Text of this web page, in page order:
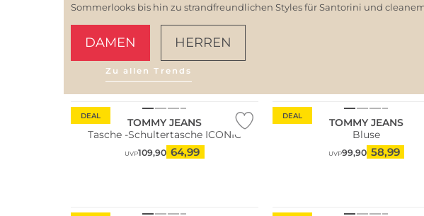
Sommerlooks bis hin zu strandfreundlichen Styles für Santorini und
DAMEN HERREN
Zu allen Trends
DEAL
TOMMY JEANS
Tasche -Schultertasche ICONIC
UVP109,90 64,99
DEAL
TOMMY JEANS
Bluse
UVP99,90 58,99